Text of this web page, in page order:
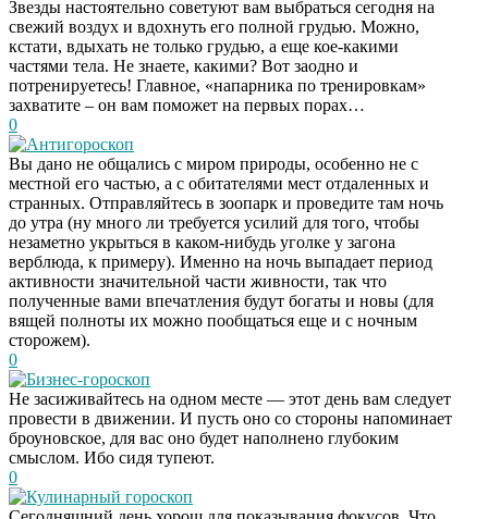
Звезды настоятельно советуют вам выбраться сегодня на
свежий воздух и вдохнуть его полной грудью. Можно,
кстати, вдыхать не только грудью, а еще кое-какими
частями тела. Не знаете, какими? Вот заодно и
потренируетесь! Главное, «напарника по тренировкам»
захватите – он вам поможет на первых порах…
0
Антигороскоп
Вы дано не общались с миром природы, особенно не с
местной его частью, а с обитателями мест отдаленных и
странных. Отправляйтесь в зоопарк и проведите там ночь
до утра (ну много ли требуется усилий для того, чтобы
незаметно укрыться в каком-нибудь уголке у загона
верблюда, к примеру). Именно на ночь выпадает период
активности значительной части живности, так что
полученные вами впечатления будут богаты и новы (для
вящей полноты их можно пообщаться еще и с ночным
сторожем).
0
Бизнес-гороскоп
Не засиживайтесь на одном месте — этот день вам следует
провести в движении. И пусть оно со стороны напоминает
броуновское, для вас оно будет наполнено глубоким
смыслом. Ибо сидя тупеют.
0
Кулинарный гороскоп